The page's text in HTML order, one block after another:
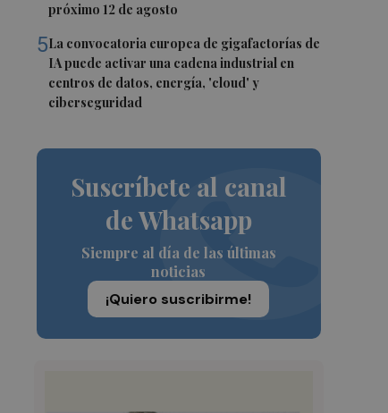
próximo 12 de agosto
5La convocatoria europea de gigafactorías de
IA puede activar una cadena industrial en
centros de datos, energía, 'cloud' y
ciberseguridad
Suscríbete al canal
de Whatsapp
Siempre al día de las últimas
noticias
¡Quiero suscribirme!